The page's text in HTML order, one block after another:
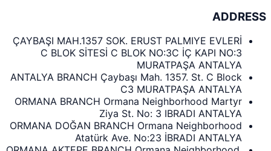
ADDRESS
ÇAYBAŞI MAH.1357 SOK. ERUST PALMIYE EVLERİ
C BLOK SİTESİ C BLOK NO:3C İÇ KAPI NO:3
MURATPAŞA ANTALYA
ANTALYA BRANCH Çaybaşı Mah. 1357. St. C Block
C3 MURATPAŞA ANTALYA
ORMANA BRANCH Ormana Neighborhood Martyr
Ziya St. No: 3 IBRADI ANTALYA
ORMANA DOĞAN BRANCH Ormana Neighborhood
Atatürk Ave. No:23 İBRADI ANTALYA